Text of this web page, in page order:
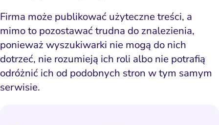
Firma może publikować użyteczne treści, a
mimo to pozostawać trudna do znalezienia,
ponieważ wyszukiwarki nie mogą do nich
dotrzeć, nie rozumieją ich roli albo nie potrafią
odróżnić ich od podobnych stron w tym samym
serwisie.